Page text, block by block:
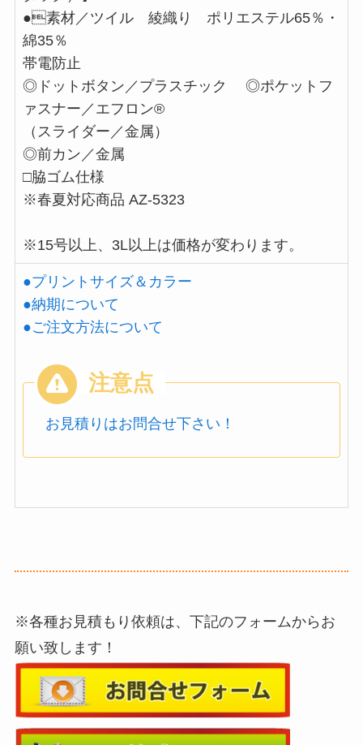
●素材／ツイル 綾織り ポリエステル65％・
綿35％
帯電防止
◎ドットボタン／プラスチック ◎ポケットフ
ァスナー／エフロン®
（スライダー／金属）
◎前カン／金属
□脇ゴム仕様
※春夏対応商品 AZ-5323
※15号以上、3L以上は価格が変わります。
●プリントサイズ＆カラー
●納期について
●ご注文方法について
お見積りはお問合せ下さい！
※各種お見積もり依頼は、下記のフォームからお
願い致します！